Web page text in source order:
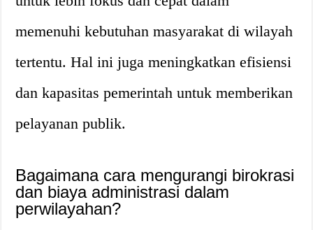
memenuhi kebutuhan masyarakat di wilayah
tertentu. Hal ini juga meningkatkan efisiensi
dan kapasitas pemerintah untuk memberikan
pelayanan publik.
Bagaimana cara mengurangi birokrasi
dan biaya administrasi dalam
perwilayahan?